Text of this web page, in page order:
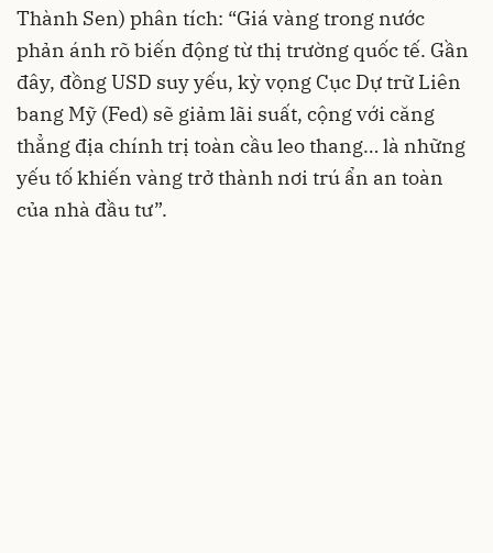
Thành Sen) phân tích: “Giá vàng trong nước
phản ánh rõ biến động từ thị trường quốc tế. Gần
đây, đồng USD suy yếu, kỳ vọng Cục Dự trữ Liên
bang Mỹ (Fed) sẽ giảm lãi suất, cộng với căng
thẳng địa chính trị toàn cầu leo thang… là những
yếu tố khiến vàng trở thành nơi trú ẩn an toàn
của nhà đầu tư”.